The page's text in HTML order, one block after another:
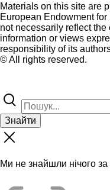
Materials on this site are
European Endowment
not necessarily reflect
information or views
responsibility of its
© All rights reserved.
Знайти
Ми не знайшли нічого за